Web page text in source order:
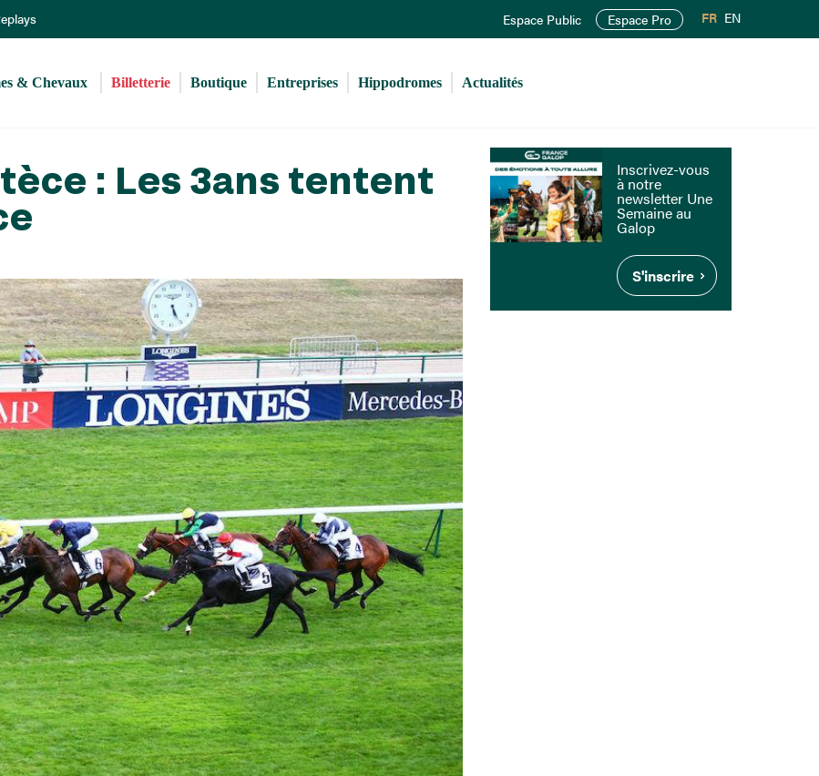
au
principal
Espace Public Espace Pro FR EN
& Chevaux Billetterie Boutique Entreprises Hippodromes Actualités
: Les 3ans tentent
Inscrivez-vous
à notre
newsletter Une
Semaine au
Galop
S'inscrire